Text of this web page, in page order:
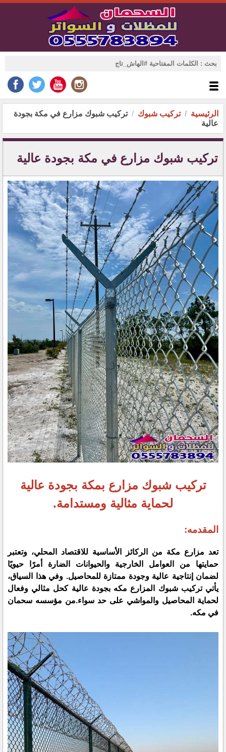
الرئيسية تركيب شبوك
تركيب شبوك مزارع في مكة بجودة
عالية
تركيب شبوك مزارع في مكة بجودة عالية
تركيب شبوك مزارع بمكة بجودة عالية
لحماية مثالية ومستدامة.
المقدمه:
تعد مزارع مكة من الركائز الأساسية للاقتصاد المحلي، وتعتبر
حمايتها من العوامل الخارجية والحيوانات الضارة أمرًا حيويًا
لضمان إنتاجية عالية وجودة ممتازة للمحاصيل. وفي هذا السياق،
يأتي تركيب شبوك المزارع مكه بجودة عالية كحل مثالي وفعال
لحماية المحاصيل والمواشي على حد سواء.من مؤسسه سحمان
في مكه.